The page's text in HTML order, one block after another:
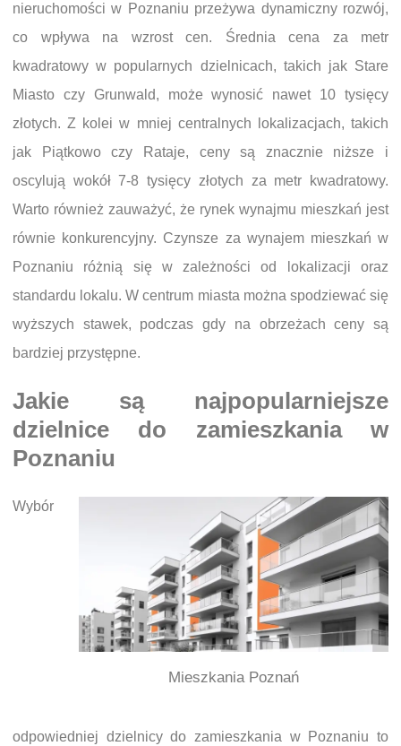
nieruchomości w Poznaniu przeżywa dynamiczny rozwój,
co wpływa na wzrost cen. Średnia cena za metr
kwadratowy w popularnych dzielnicach, takich jak Stare
Miasto czy Grunwald, może wynosić nawet 10 tysięcy
złotych. Z kolei w mniej centralnych lokalizacjach, takich
jak Piątkowo czy Rataje, ceny są znacznie niższe i
oscylują wokół 7-8 tysięcy złotych za metr kwadratowy.
Warto również zauważyć, że rynek wynajmu mieszkań jest
równie konkurencyjny. Czynsze za wynajem mieszkań w
Poznaniu różnią się w zależności od lokalizacji oraz
standardu lokalu. W centrum miasta można spodziewać się
wyższych stawek, podczas gdy na obrzeżach ceny są
bardziej przystępne.
Jakie są najpopularniejsze
dzielnice do zamieszkania w
Poznaniu
Mieszkania Poznań
Wybór
odpowiedniej dzielnicy do zamieszkania w Poznaniu to